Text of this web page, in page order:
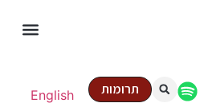
English תרומות